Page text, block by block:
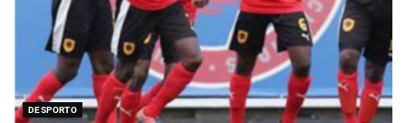
DESPORTO